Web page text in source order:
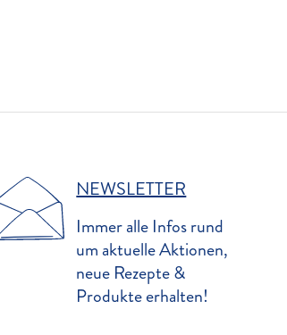
NEWSLETTER
Immer alle Infos rund
um aktuelle Aktionen,
neue Rezepte &
Produkte erhalten!